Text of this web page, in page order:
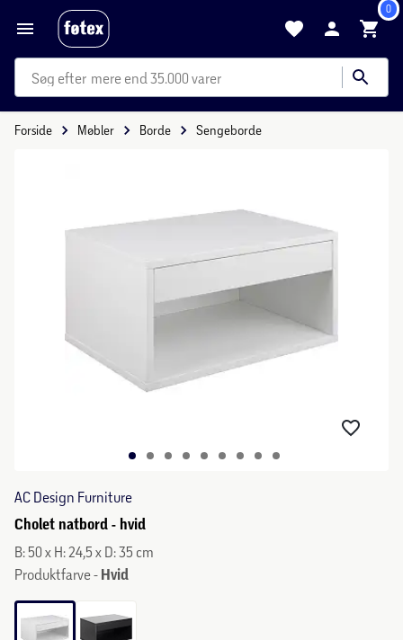
0
mere end 35.000 varer
Forside Møbler Borde Sengeborde
AC Design Furniture
Cholet natbord - hvid
B: 50 x H: 24,5 x D: 35 cm
Produktfarve - Hvid